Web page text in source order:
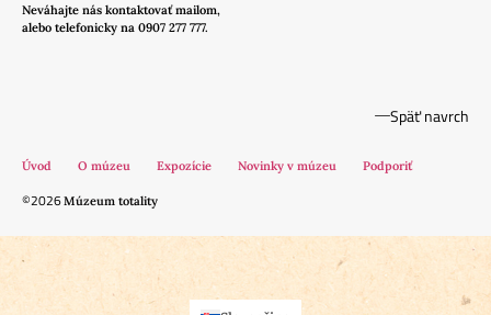
Neváhajte nás kontaktovať mailom,
alebo telefonicky na 0907 277 777.
Späť navrch
Úvod O múzeu Expozície Novinky v múzeu Podporiť
©2026Múzeum totality